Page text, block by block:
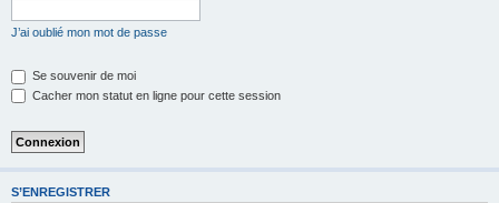
J’ai oublié mon mot de passe
Se souvenir de moi
Cacher mon statut en ligne pour cette session
S’ENREGISTRER